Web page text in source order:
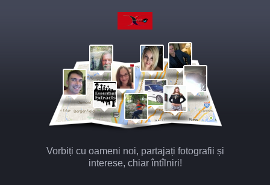
Vorbiți cu oameni noi, partajați fotografii și
interese, chiar întîlniri!